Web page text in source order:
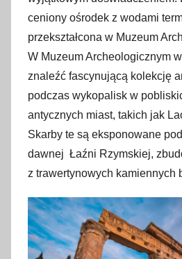
ceniony ośrodek z wodami
przekształcona w Muzeum
W Muzeum Archeologicznym
znaleźć fascynującą kolekcję
podczas wykopalisk w
antycznych miast, takich jak
Skarby te są eksponowane
dawnej Łaźni Rzymskiej,
z trawertynowych kamiennych